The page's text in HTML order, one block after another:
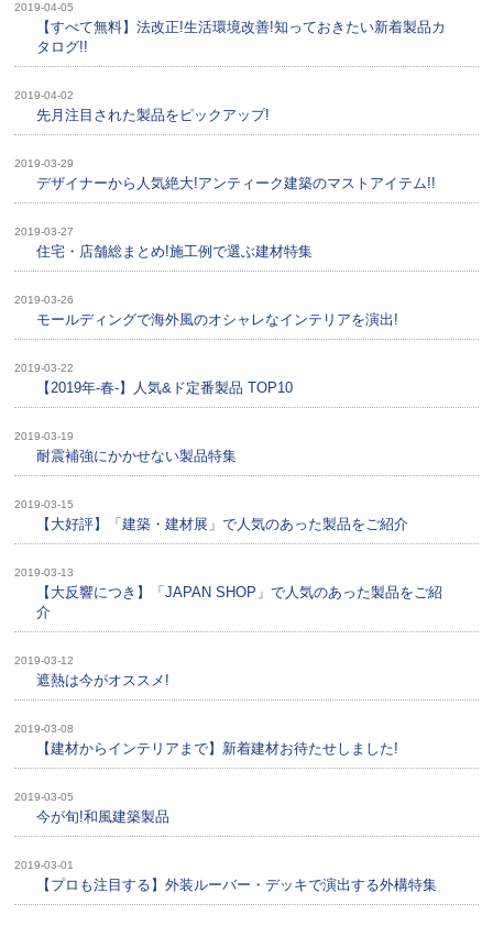
2019-04-05
【すべて無料】法改正!生活環境改善!知っておきたい新着製品カ
タログ!!
2019-04-02
先月注目された製品をピックアップ!
2019-03-29
デザイナーから人気絶大!アンティーク建築のマストアイテム!!
2019-03-27
住宅・店舗総まとめ!施工例で選ぶ建材特集
2019-03-26
モールディングで海外風のオシャレなインテリアを演出!
2019-03-22
【2019年-春-】人気&ド定番製品 TOP10
2019-03-19
耐震補強にかかせない製品特集
2019-03-15
【大好評】「建築・建材展」で人気のあった製品をご紹介
2019-03-13
【大反響につき】「JAPAN SHOP」で人気のあった製品をご紹
介
2019-03-12
遮熱は今がオススメ!
2019-03-08
【建材からインテリアまで】新着建材お待たせしました!
2019-03-05
今が旬!和風建築製品
2019-03-01
【プロも注目する】外装ルーバー・デッキで演出する外構特集